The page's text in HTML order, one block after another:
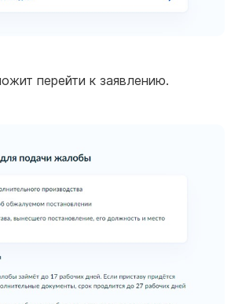
перейти к заявлению.